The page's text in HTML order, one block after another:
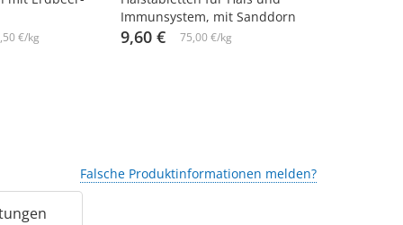
€/kg
Immunsystem, mit Sanddorn
und Honig, 3,2 g х 10 St. х 4
9,60 € 75,00 €/kg
Falsche Produktinformationen melden?